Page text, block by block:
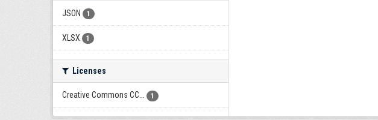
JSON 1
XLSX 1
Licenses
Creative Commons CC... 1